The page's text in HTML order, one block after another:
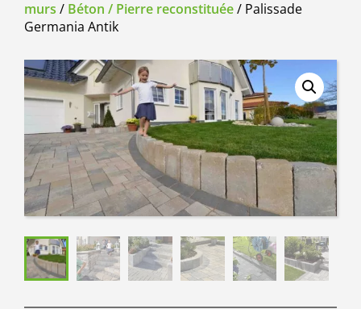
murs / Béton / Pierre reconstituée/ Palissade
Germania Antik